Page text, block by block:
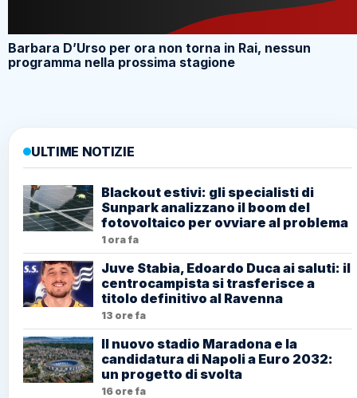
Barbara D’Urso per ora non torna in Rai, nessun
programma nella prossima stagione
ULTIME NOTIZIE
Blackout estivi: gli specialisti di
Sunpark analizzano il boom del
fotovoltaico per ovviare al problema
1 ora fa
Juve Stabia, Edoardo Duca ai saluti: il
centrocampista si trasferisce a
titolo definitivo al Ravenna
13 ore fa
Il nuovo stadio Maradona e la
candidatura di Napoli a Euro 2032:
un progetto di svolta
16 ore fa